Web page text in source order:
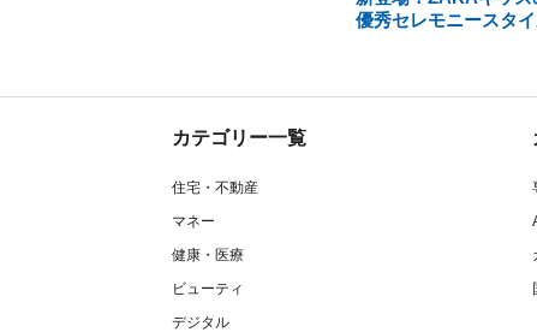
優秀セレモニースタ
カテゴリー一覧
住宅・不動産
マネー
健康・医療
ビューティ
デジタル